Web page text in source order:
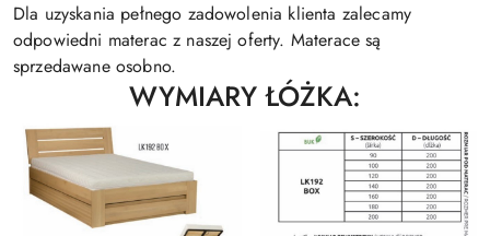
Dla uzyskania pełnego zadowolenia klienta zalecamy
odpowiedni materac z naszej oferty. Materace są
sprzedawane osobno.
WYMIARY ŁÓŻKA: